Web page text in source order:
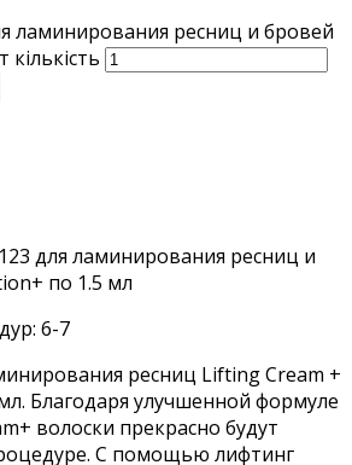
ламинирования ресниц и бровей
для ламинирования ресниц и
по 1.5 мл
6-7
ресниц Lifting Cream +
Благодаря улучшенной формуле
волоски прекрасно будут
С помощью лифтинг